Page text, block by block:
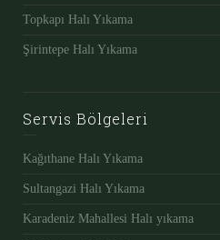
Topkapı Halı Yıkama
Şirintepe Halı Yıkama
Servis Bölgeleri
Kağıthane Halı Yıkama
Sultangazi Halı Yıkama
Karadeniz Mahallesi Halı yıkama